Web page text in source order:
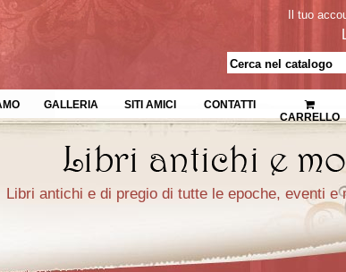
Il tuo
GALLERIA SITI AMICI
CONTATTI
CARRELLO
Libri antichi e di pregio di tutte le epoche, eventi e